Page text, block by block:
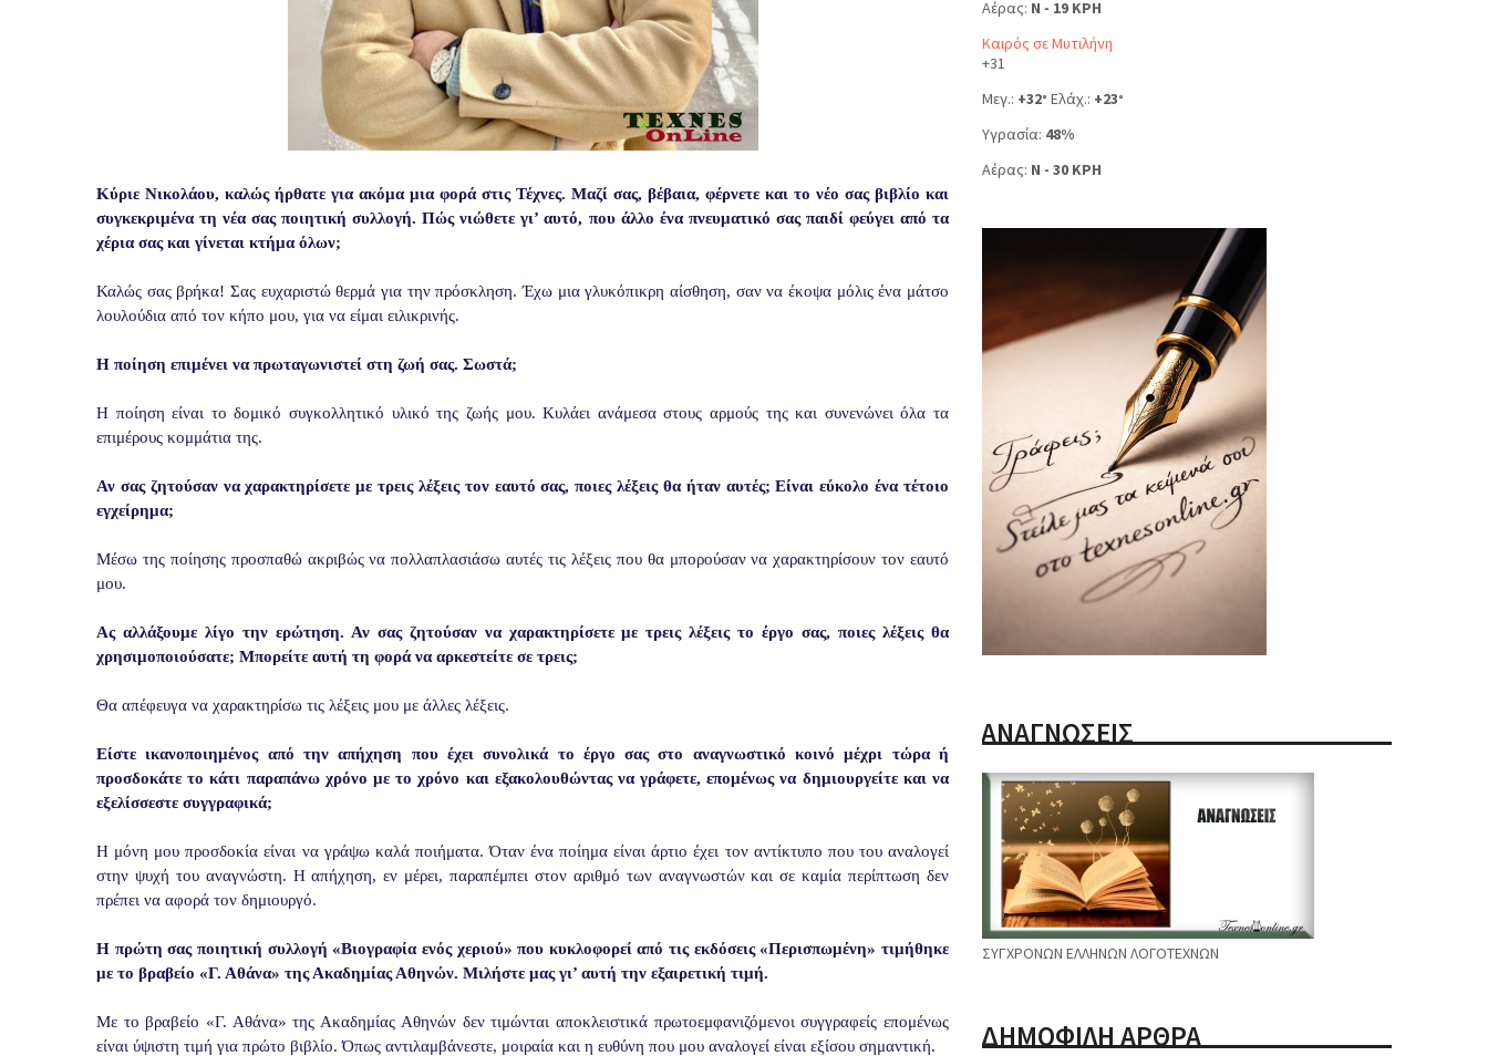
Κύριε Νικολάου, καλώς ήρθατε για ακόμα μια φορά στις Τέχνες. Μαζί σας, βέβαια, φέρνετε και το νέο σας βιβλίο και
συγκεκριμένα τη νέα σας ποιητική συλλογή. Πώς νιώθετε γι’ αυτό, που άλλο ένα πνευματικό σας παιδί φεύγει από τα
χέρια σας και γίνεται κτήμα όλων;
Καλώς σας βρήκα! Σας ευχαριστώ θερμά για την πρόσκληση. Έχω μια γλυκόπικρη αίσθηση, σαν να έκοψα μόλις ένα μάτσο
λουλούδια από τον κήπο μου, για να είμαι ειλικρινής.
Η ποίηση επιμένει να πρωταγωνιστεί στη ζωή σας. Σωστά;
Η ποίηση είναι το δομικό συγκολλητικό υλικό της ζωής μου. Κυλάει ανάμεσα στους αρμούς της και συνενώνει όλα τα
επιμέρους κομμάτια της.
Αν σας ζητούσαν να χαρακτηρίσετε με τρεις λέξεις τον εαυτό σας, ποιες λέξεις θα ήταν αυτές; Είναι εύκολο ένα τέτοιο
εγχείρημα;
Μέσω της ποίησης προσπαθώ ακριβώς να πολλαπλασιάσω αυτές τις λέξεις που θα μπορούσαν να χαρακτηρίσουν τον εαυτό
μου.
Ας αλλάξουμε λίγο την ερώτηση. Αν σας ζητούσαν να χαρακτηρίσετε με τρεις λέξεις το έργο σας, ποιες λέξεις θα
χρησιμοποιούσατε; Μπορείτε αυτή τη φορά να αρκεστείτε σε τρεις;
Θα απέφευγα να χαρακτηρίσω τις λέξεις μου με άλλες λέξεις.
Είστε ικανοποιημένος από την απήχηση που έχει συνολικά το έργο σας στο αναγνωστικό κοινό μέχρι τώρα ή
προσδοκάτε το κάτι παραπάνω χρόνο με το χρόνο και εξακολουθώντας να γράφετε, επομένως να δημιουργείτε και να
εξελίσσεστε συγγραφικά;
Η μόνη μου προσδοκία είναι να γράψω καλά ποιήματα. Όταν ένα ποίημα είναι άρτιο έχει τον αντίκτυπο που του αναλογεί
στην ψυχή του αναγνώστη. Η απήχηση, εν μέρει, παραπέμπει στον αριθμό των αναγνωστών και σε καμία περίπτωση δεν
πρέπει να αφορά τον δημιουργό.
Η πρώτη σας ποιητική συλλογή «Βιογραφία ενός χεριού» που κυκλοφορεί από τις εκδόσεις «Περισπωμένη» τιμήθηκε
με το βραβείο «Γ. Αθάνα» της Ακαδημίας Αθηνών. Μιλήστε μας γι’ αυτή την εξαιρετική τιμή.
Με το βραβείο «Γ. Αθάνα» της Ακαδημίας Αθηνών δεν τιμώνται αποκλειστικά πρωτοεμφανιζόμενοι συγγραφείς επομένως
είναι ύψιστη τιμή για πρώτο βιβλίο. Όπως αντιλαμβάνεστε, μοιραία και η ευθύνη που μου αναλογεί είναι εξίσου σημαντική.
Αέρας: N - 19 KPH
Καιρός σε Μυτιλήνη
+31
Μεγ.: +32° Ελάχ.: +23°
Υγρασία: 48%
Αέρας: N - 30 KPH
ΑΝΑΓΝΩΣΕΙΣ
ΣΥΓΧΡΟΝΩΝ ΕΛΛΗΝΩΝ ΛΟΓΟΤΕΧΝΩΝ
ΔΗΜΟΦΙΛΗ ΑΡΘΡΑ